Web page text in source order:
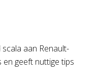
aan Renault-
en geeft nuttige tips